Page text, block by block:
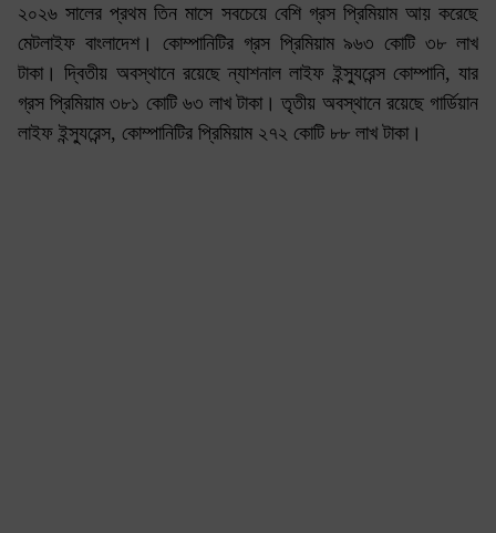
২০২৬ সালের প্রথম তিন মাসে সবচেয়ে বেশি গ্রস প্রিমিয়াম আয় করেছে
মেটলাইফ বাংলাদেশ। কোম্পানিটির গ্রস প্রিমিয়াম ৯৬৩ কোটি ৩৮ লাখ
টাকা। দ্বিতীয় অবস্থানে রয়েছে ন্যাশনাল লাইফ ইন্স্যুরেন্স কোম্পানি, যার
গ্রস প্রিমিয়াম ৩৮১ কোটি ৬৩ লাখ টাকা। তৃতীয় অবস্থানে রয়েছে গার্ডিয়ান
লাইফ ইন্স্যুরেন্স, কোম্পানিটির প্রিমিয়াম ২৭২ কোটি ৮৮ লাখ টাকা।